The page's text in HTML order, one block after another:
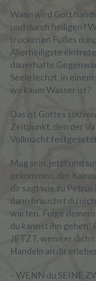
Wann wird Gott
und durch heiligen?
trockenen Fußes
Allerheiligste
dauerhafte
Seele lechzt, in
wo kaum Wasser ist?
Das ist Gottes
Zeitpunkt, den der
Vollmacht
Mag sein, jetzt und
gekommen, der
dir sagt wie zu
dann brauchst du
warten. Folge
du kannst ihn gehen!
JETZT, wenn er dich
Handeln an dir
– WENN du SEINE